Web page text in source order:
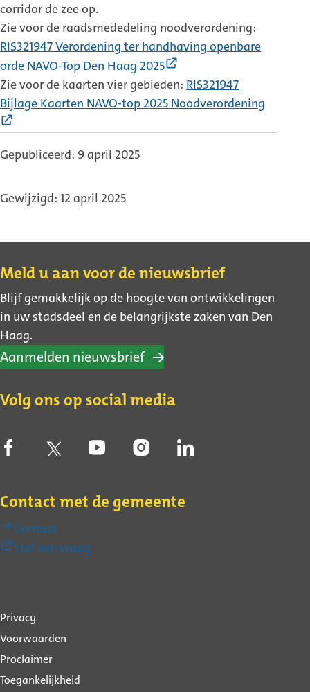
corridor de zee op.
Zie voor de raadsmededeling noodverordening:
RIS321947 Verordening ter handhaving openbare
orde NAVO-Top Den Haag 2025
link)
Zie voor de kaarten vier gebieden: RIS321947
Bijlage Kaarten NAVO-top 2025 Noodverordening
Gepubliceerd: 9 april 2025
Gewijzigd: 12 april 2025
Contact
Meld u aan voor de nieuwsbrief
Blijf gemakkelijk op de hoogte van ontwikkelingen
in uw stadsdeel en de belangrijkste zaken van Den
Haag.
Aanmelden nieuwsbrief
Volg ons op social media
Contact met de gemeente
Contact
Stel een vraag
Over
deze
website
Privacy
Voorwaarden
Proclaimer
Toegankelijkheid